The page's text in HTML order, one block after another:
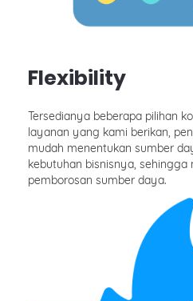
Flexibility
Tersedianya beberapa pilihan
layanan yang kami berikan,
mudah menentukan sumber
kebutuhan bisnisnya, sehingga
pemborosan sumber daya.